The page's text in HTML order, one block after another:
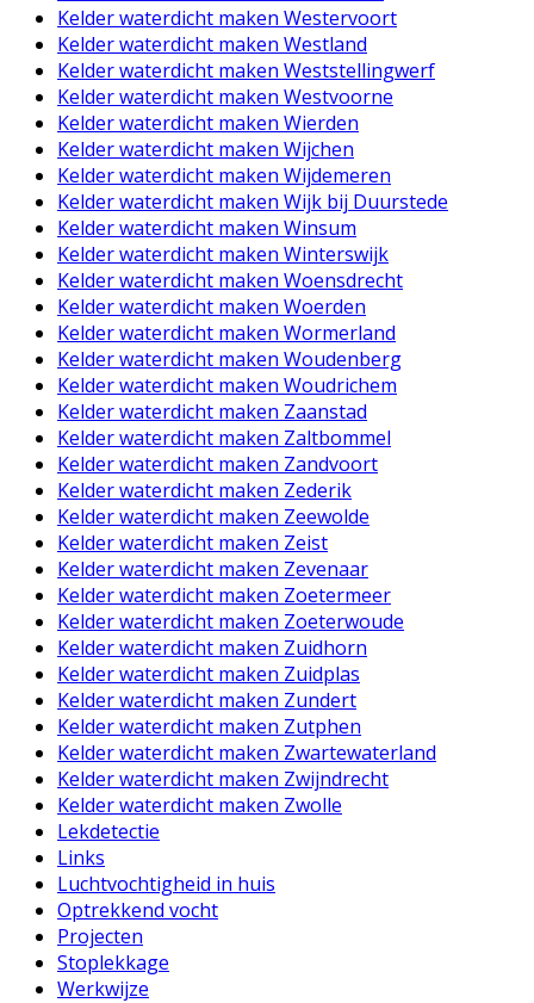
Kelder waterdicht maken Westervoort
Kelder waterdicht maken Westland
Kelder waterdicht maken Weststellingwerf
Kelder waterdicht maken Westvoorne
Kelder waterdicht maken Wierden
Kelder waterdicht maken Wijchen
Kelder waterdicht maken Wijdemeren
Kelder waterdicht maken Wijk bij Duurstede
Kelder waterdicht maken Winsum
Kelder waterdicht maken Winterswijk
Kelder waterdicht maken Woensdrecht
Kelder waterdicht maken Woerden
Kelder waterdicht maken Wormerland
Kelder waterdicht maken Woudenberg
Kelder waterdicht maken Woudrichem
Kelder waterdicht maken Zaanstad
Kelder waterdicht maken Zaltbommel
Kelder waterdicht maken Zandvoort
Kelder waterdicht maken Zederik
Kelder waterdicht maken Zeewolde
Kelder waterdicht maken Zeist
Kelder waterdicht maken Zevenaar
Kelder waterdicht maken Zoetermeer
Kelder waterdicht maken Zoeterwoude
Kelder waterdicht maken Zuidhorn
Kelder waterdicht maken Zuidplas
Kelder waterdicht maken Zundert
Kelder waterdicht maken Zutphen
Kelder waterdicht maken Zwartewaterland
Kelder waterdicht maken Zwijndrecht
Kelder waterdicht maken Zwolle
Lekdetectie
Links
Luchtvochtigheid in huis
Optrekkend vocht
Projecten
Stoplekkage
Werkwijze